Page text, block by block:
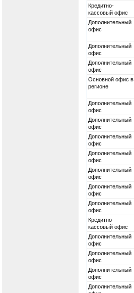
Кредитно-
кассовый офис
Дополнительный
офис
Дополнительный
офис
Дополнительный
офис
Основной офис в
регионе
Дополнительный
офис
Дополнительный
офис
Дополнительный
офис
Дополнительный
офис
Дополнительный
офис
Дополнительный
офис
Дополнительный
офис
Кредитно-
кассовый офис
Дополнительный
офис
Дополнительный
офис
Дополнительный
офис
Дополнительный